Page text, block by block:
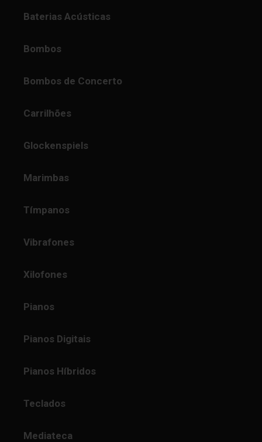
Baterias Acústicas
Bombos
Bombos de Concerto
Carrilhões
Glockenspiels
Marimbas
Tímpanos
Vibrafones
Xilofones
Pianos
Pianos Digitais
Pianos Híbridos
Teclados
Mediateca